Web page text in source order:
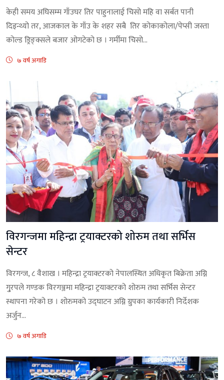
केही समय अघिसम्म गाँउघर तिर पाहुनालाई चिसो महि वा सर्बत पानी
दिइन्थ्यो तर, आजकाल के गाँउ के शहर सबै तिर कोकाकोला/पेप्सी जस्ता
कोल्ड ड्रिङ्क्सले बजार ओगटेको छ । गर्मीमा चिसो...
७ वर्ष अगाडि
विरगन्जमा महिन्द्रा ट्रयाक्टरको शोरुम तथा सर्भिस
सेन्टर
विरगन्ज, ८ वैशाख । महिन्द्रा ट्रयाक्टरको नेपालस्थित अधिकृत बिक्रेता अग्नि
गु्रपले गण्डक विरगञ्जमा महिन्द्रा ट्रयाक्टरको शोरुम तथा सर्भिस सेन्टर
स्थापना गरेको छ । शोरुमको उद्घाटन अग्नि ग्रुपका कार्यकारी निर्देशक
अर्जुन...
७ वर्ष अगाडि